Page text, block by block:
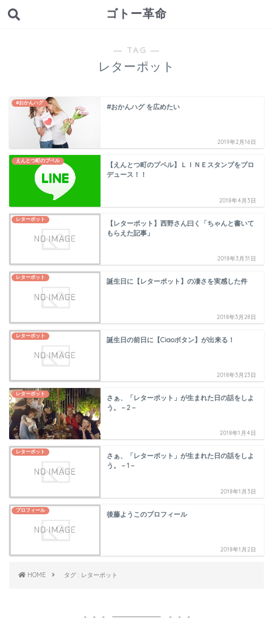
ゴトー革命
― TAG ―
レターポット
#おかんハグ #おかんハグ を広めたい
2019年2月16日
えんとつ町のプペル
【えんとつ町のプペル】ＬＩＮＥスタンプをプロ
デュース！！
2018年4月3日
レターポット
【レターポット】西野さん曰く「ちゃんと書いて
もらえた記事」
2018年3月31日
レターポット 誕生日に【レターポット】の凄さを実感した件
2018年3月28日
レターポット 誕生日の前日に【Ciaoボタン】が出来る！
2018年3月23日
レターポット
さぁ、「レターポット」が生まれた日の話をしよ
う。－2－
2018年1月4日
レターポット
さぁ、「レターポット」が生まれた日の話をしよ
う。－1－
2018年1月3日
プロフィール 後藤ようこのプロフィール
2018年1月2日
HOME タグ : レターポット